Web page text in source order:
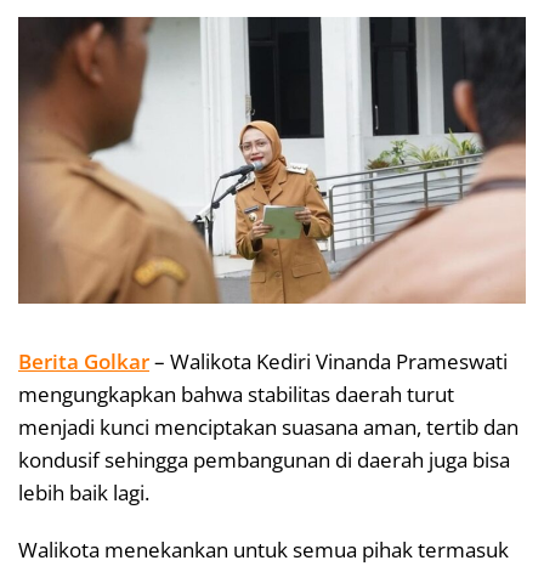
Berita Golkar– Walikota Kediri Vinanda Prameswati
mengungkapkan bahwa stabilitas daerah turut
menjadi kunci menciptakan suasana aman, tertib dan
kondusif sehingga pembangunan di daerah juga bisa
lebih baik lagi.
Walikota menekankan untuk semua pihak termasuk